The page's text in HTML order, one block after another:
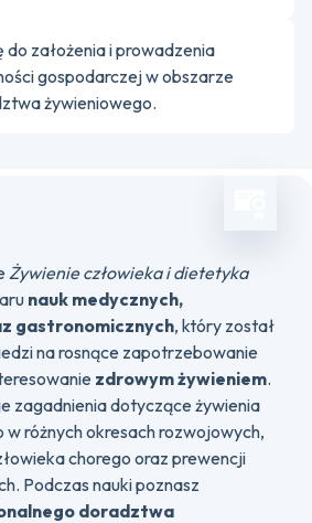
założenia i prowadzenia
gospodarczej w obszarze
żywieniowego.
Żywienie człowieka i dietetyka
nauk medycznych,
gastronomicznych, który został
na rosnące zapotrzebowanie
zdrowym żywieniem.
zagadnienia dotyczące żywienia
różnych okresach rozwojowych,
chorego oraz prewencji
Podczas nauki poznasz
doradztwa